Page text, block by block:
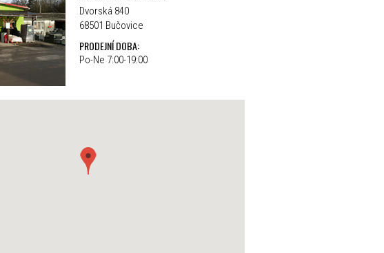
Dvorská 840
68501 Bučovice
PRODEJNÍ DOBA:
Po-Ne 7:00-19:00